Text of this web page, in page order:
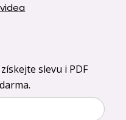
slevu i PDF